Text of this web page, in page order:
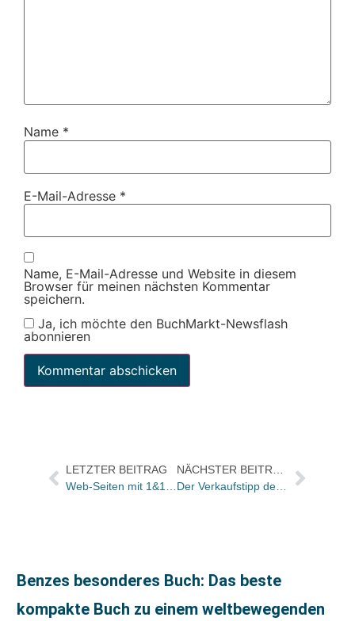
Name *
E-Mail-Adresse *
Name, E-Mail-Adresse und Website in diesem
Browser für meinen nächsten Kommentar
speichern.
Ja, ich möchte den BuchMarkt-Newsflash
abonnieren
LETZTER BEITRAG
Web-Seiten mit 1&1 oder Data Becker selber bauen
NÄCHSTER BEITRAG
Der Verkaufstipp des Tages: „Jenseits vom Mittelmaß“ von Hermann Scherer (GABAL)
Benzes besonderes Buch: Das beste
kompakte Buch zu einem weltbewegenden